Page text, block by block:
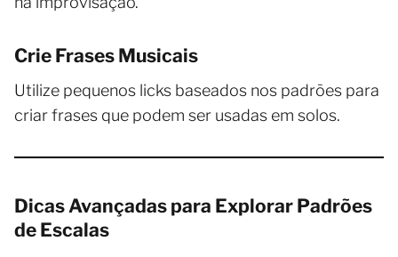
Crie Frases Musicais
Utilize pequenos licks baseados nos padrões para
criar frases que podem ser usadas em solos.
Dicas Avançadas para Explorar Padrões
de Escalas